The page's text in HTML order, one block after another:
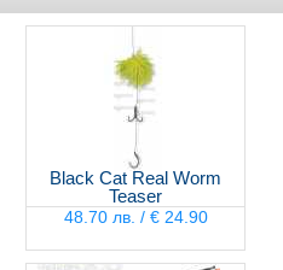
Black Cat Real Worm
Teaser
48.70 лв. / € 24.90